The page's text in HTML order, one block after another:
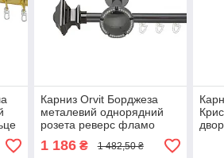
Карниз Orvit Борджеза
металевий однорядний
розета реверс фламо
профільна труба Онікс 19
мм 200 см (00-00014990)
1 186₴ 1 482,50 ₴